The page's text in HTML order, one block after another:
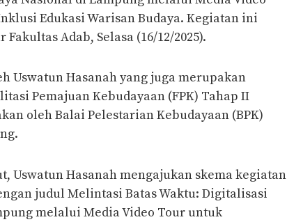
Edukasi Warisan Budaya. Kegiatan ini
Adab, Selasa (16/12/2025).
Uswatun Hasanah yang juga merupakan
Pemajuan Kebudayaan (FPK) Tahap II
oleh Balai Pelestarian Kebudayaan (BPK)
Uswatun Hasanah mengajukan skema kegiatan
judul Melintasi Batas Waktu: Digitalisasi
melalui Media Video Tour untuk